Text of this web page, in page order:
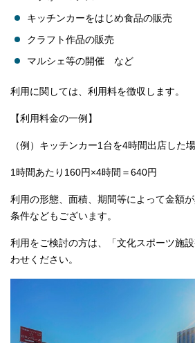
キッチンカーをはじめ食品の販売
クラフト作品の販売
マルシェ等の開催 など
利用に関しては、利用料を徴収します。
【利用料金の一例】
（例）キッチンカー1台を4時間出店した場
1時間あたり160円×4時間＝640円
利用の形態、面積、期間等によって金額
条件などもございます。
利用をご検討の方は、「文化スポーツ施
わせください。